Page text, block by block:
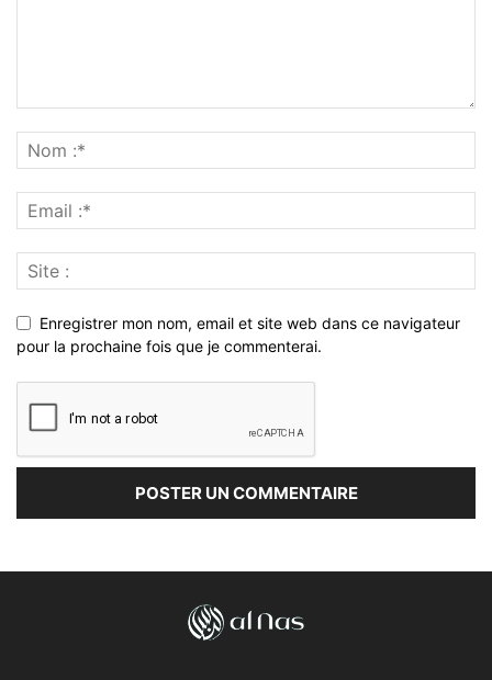
Enregistrer mon nom, email et site web dans ce navigateur
pour la prochaine fois que je commenterai.